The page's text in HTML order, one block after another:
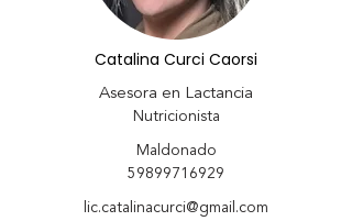
Catalina Curci Caorsi
Asesora en Lactancia
Nutricionista
Maldonado
59899716929
lic.catalinacurci@gmail.com